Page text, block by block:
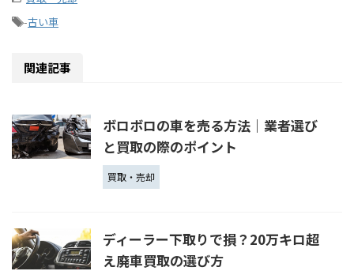
-古い車
関連記事
ボロボロの車を売る方法｜業者選び
と買取の際のポイント
買取・売却
ディーラー下取りで損？20万キロ超
え廃車買取の選び方